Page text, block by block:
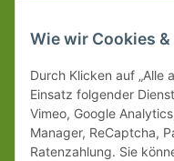
Wie wir Cookies
Durch Klicken auf „Alle
Einsatz folgender
Vimeo, Google
Manager, ReCaptcha,
Ratenzahlung. Sie